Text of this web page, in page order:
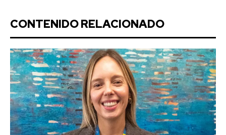
CONTENIDO RELACIONADO